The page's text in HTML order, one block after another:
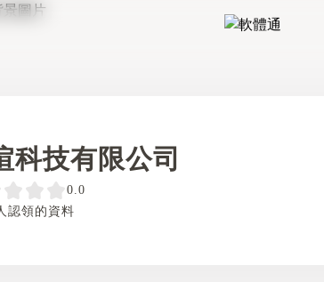
科技有限公司
0.0
認領的資料